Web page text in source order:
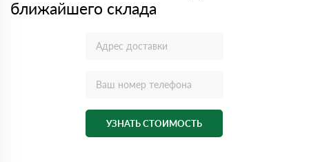
ближайшего склада
УЗНАТЬ СТОИМОСТЬ